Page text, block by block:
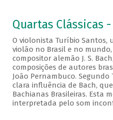
Quartas Clássicas -
O violonista Turíbio Santos,
violão no Brasil e no
compositor alemão J. S.
composições de autores
João Pernambuco.
clara influência de Bach,
Bachianas Brasileiras. Esta
interpretada pelo som